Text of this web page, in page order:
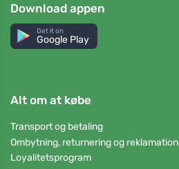
Download appen
Get it on
Google Play
Alt om at købe
Transport og betaling
Ombytning, returnering og reklamation
Loyalitetsprogram